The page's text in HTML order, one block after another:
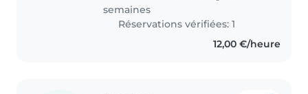
semaines
Réservations vérifiées: 1
12,00 €/heure